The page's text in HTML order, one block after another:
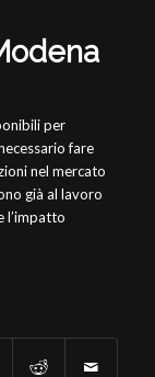
per
fare
nel mercato
già al lavoro
l’impatto